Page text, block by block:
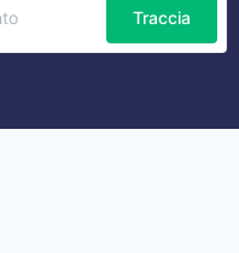
Traccia